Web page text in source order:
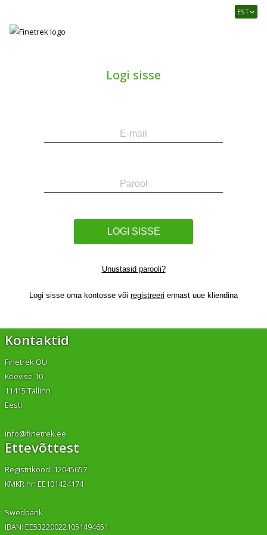
Usaldusväärne
tööstusautomaatika
EST
Logi sisse
LOGI SISSE
Unustasid parooli?
Logi sisse oma kontosse või registreeri ennast uue kliendina
Kontaktid
Finetrek OÜ
Keevise 10
11415 Tallinn
Eesti
info@finetrek.ee
Ettevõttest
Registrikood: 12045657
KMKR nr: EE101424174
Swedbank
IBAN: EE532200221051494651